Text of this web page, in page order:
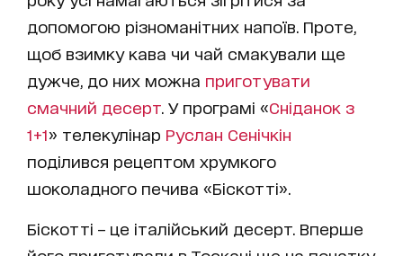
допомогою різноманітних напоїв. Проте,
щоб взимку кава чи чай смакували ще
дужче, до них можна приготувати
смачний десерт . У програмі «Сніданок з
1+1» телекулінар Руслан Сенічкін
поділився рецептом хрумкого
шоколадного печива «Біскотті».
Біскотті – це італійський десерт. Вперше